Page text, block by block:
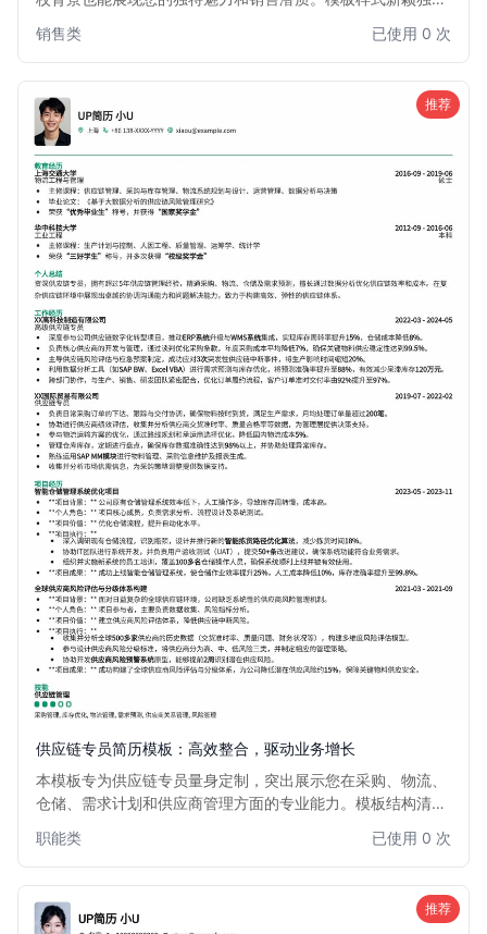
沟通技巧。适用于各类销售职位，帮助您在众多求职者中脱颖
而出，获得心仪的销售机会。
销售类 已使用 0 次
推荐
供应链专员简历模板：高效整合，驱动业务增长
本模板专为供应链专员量身定制，突出展示您在采购、物流、
仓储、需求计划和供应商管理方面的专业能力。模板结构清
竞争激烈的供应链领域脱颖而出，获得理想职位。
职能类 已使用 0 次
推荐